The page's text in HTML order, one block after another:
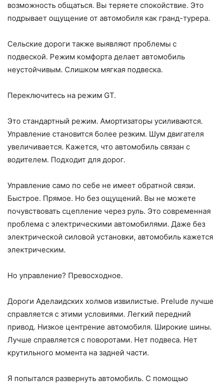
возможность общаться. Вы теряете спокойствие. Это
подрывает ощущение от автомобиля как гранд-турера.
Сельские дороги также выявляют проблемы с
подвеской. Режим комфорта делает автомобиль
неустойчивым. Слишком мягкая подвеска.
Переключитесь на режим GT.
Это стандартный режим. Амортизаторы усиливаются.
Управление становится более резким. Шум двигателя
увеличивается. Кажется, что автомобиль связан с
водителем. Подходит для дорог.
Управление само по себе не имеет обратной связи.
Быстрое. Прямое. Но без ощущений. Вы не можете
почувствовать сцепление через руль. Это современная
проблема с электрическими автомобилями. Даже без
электрической силовой установки, автомобиль кажется
электрическим.
Но управление? Превосходное.
Дороги Аделаидских холмов извилистые. Prelude лучше
справляется с этими условиями. Легкий передний
привод. Низкое центрение автомобиля. Широкие шины.
Лучше справляется с поворотами. Нет подвеса. Нет
крутильного момента на задней части.
Я попытался развернуть автомобиль. С помощью